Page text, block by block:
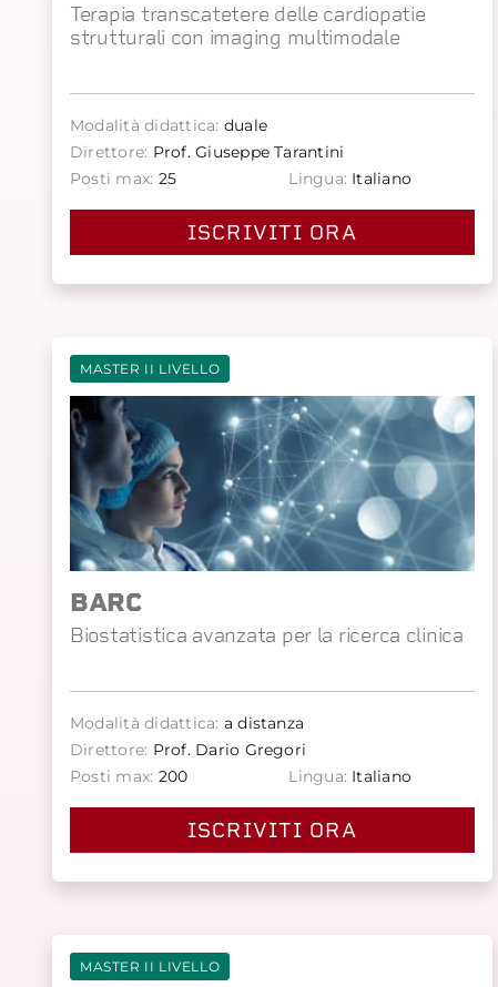
Terapia transcatetere delle cardiopatie
strutturali con imaging multimodale
Modalità didattica: duale
Direttore: Prof. Giuseppe Tarantini
Posti max: 25 Lingua: Italiano
ISCRIVITI ORA
MASTER II LIVELLO
BARC
Biostatistica avanzata per la ricerca clinica
Modalità didattica: a distanza
Direttore: Prof. Dario Gregori
Posti max: 200 Lingua: Italiano
ISCRIVITI ORA
MASTER II LIVELLO